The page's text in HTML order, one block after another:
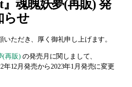
』魂魄妖夢(再販) 発
らせ
ただき、厚く御礼申し上げます。
(再販)の発売月に関しまして、
年12月発売から2023年1月発売に変更